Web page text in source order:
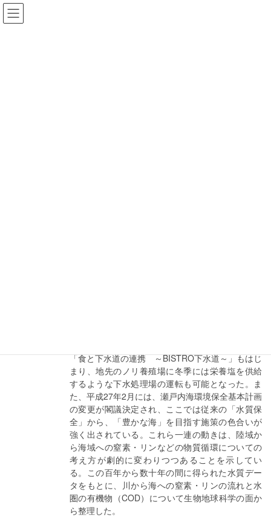
「食と下水道の連携 ～BISTRO下水道～」もはじ
まり、地先のノリ養殖場に冬季には栄養塩を供給
するような下水処理場の運転も可能となった。ま
た、平成27年2月には、瀬戸内海環境保全基本計画
の変更が閣議決定され、ここでは従来の「水質保
全」から、「豊かな海」を目指す施策の色合いが
強く出されている。これら一連の動きは、陸域か
ら海域への窒素・リンなどの物質循環についての
考え方が劇的に変わりつつあることを示してい
る。この百年から数十年の間に得られた水質デー
タをもとに、川から海への窒素・リンの流れと水
圏の有機物（COD）について生物地球科学の面か
ら整理した。